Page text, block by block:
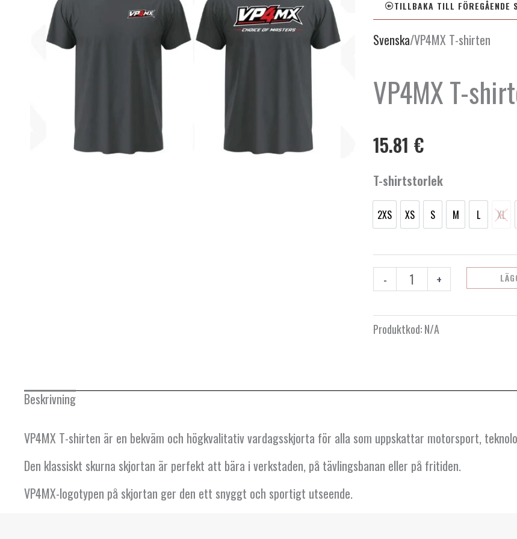
TILLBAKA TILL FÖREGÅENDE
Svenska/VP4MX T-shirten
VP4MX T-
15.81 €
T-shirtstorlek
2XS
2XS
XS
XS
S
S
M
M
L
L
XL
XL
-
VP4MX
T-
shirten
mängd
+
Produktkod:N/A
Beskrivning
VP4MX T-shirten är en bekväm och högkvalitativ vardagsskjorta för alla som uppskattar motorsport,
Den klassiskt skurna skjortan är perfekt att bära i verkstaden, på tävlingsbanan eller på fritiden.
VP4MX-logotypen på skjortan ger den ett snyggt och sportigt utseende.
AUSTRALIEN
BULGARIEN
KANADA
KROATIEN